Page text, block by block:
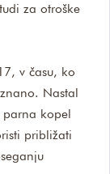
za otroške
v času, ko
Nastal
parna kopel
približati